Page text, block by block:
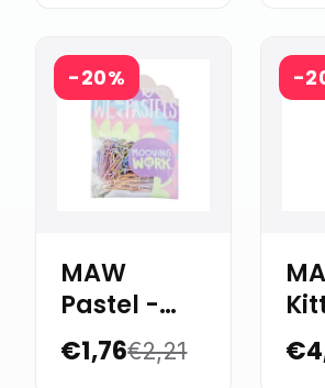
-20%
MAW
Pastel -
Paper
Clips 33
€1,76€2,21
-